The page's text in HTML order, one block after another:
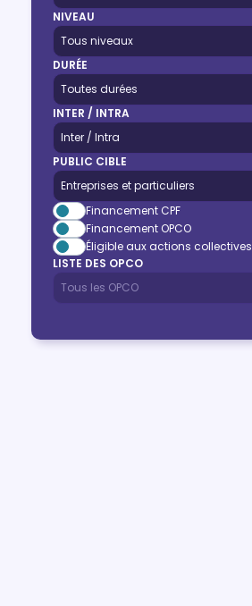
NIVEAU
DURÉE
INTER / INTRA
PUBLIC CIBLE
Financement CPF
Financement OPCO
Éligible aux actions collectives
LISTE DES OPCO